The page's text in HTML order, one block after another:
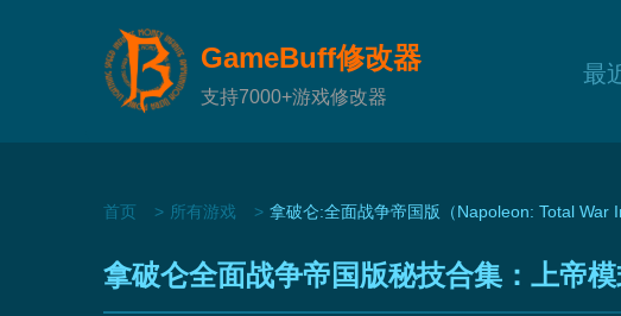
GameBuff修改器
支持7000+游戏修改器
最
首页 所有游戏 拿破仑:全面战争帝国版（Napoleon: Total War
拿破仑全面战争帝国版秘技合集：上帝